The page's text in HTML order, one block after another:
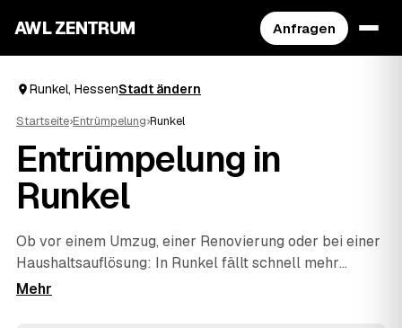
AWL ZENTRUM Anfragen
Runkel, HessenStadt ändern
Startseite›Entrümpelung›Runkel
Entrümpelung in
Runkel
Ob vor einem Umzug, einer Renovierung oder bei einer
Haushaltsauflösung: In Runkel fällt schnell mehr
Hausrat an, als man allein wegbekommt. Über AWL